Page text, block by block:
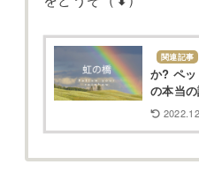
関連記事
か? ペ
の本当